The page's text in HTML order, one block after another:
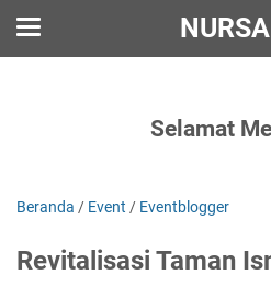
Selamat
Beranda / Event / Eventblogger
Revitalisasi Taman